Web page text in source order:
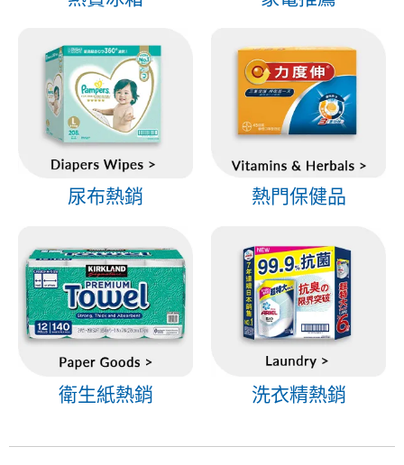
尿布熱銷 熱門保健品
衛生紙熱銷 洗衣精熱銷